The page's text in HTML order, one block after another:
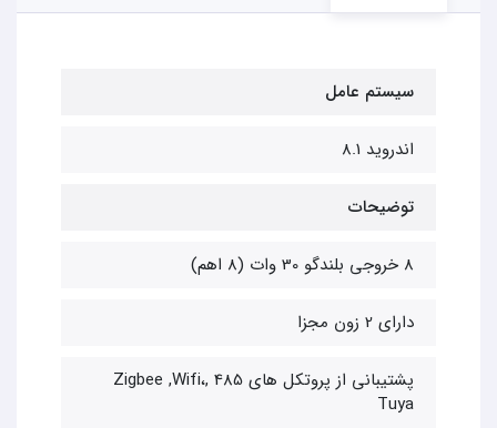
سیستم عامل
اندروید 8.1
توضیحات
8 خروجی بلندگو 30 وات (8 اهم)
دارای 2 زون مجزا
پشتیبانی از پروتکل های 485 ,Zigbee ,Wifi،
Tuya